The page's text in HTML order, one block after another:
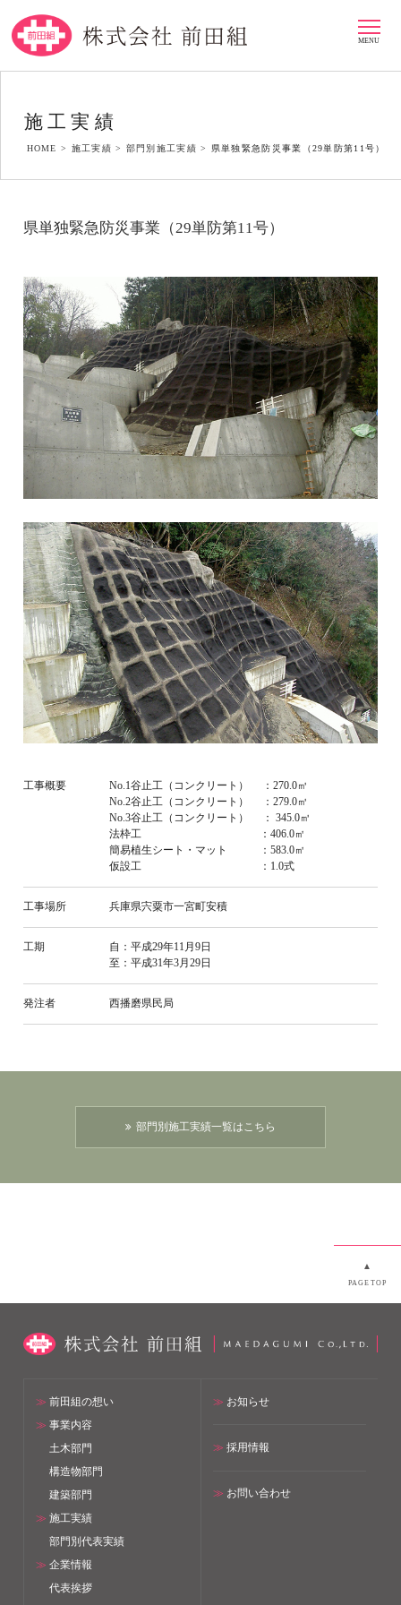
MENU
施工実績
HOME > 施工実績 > 部門別施工実績 > 県単独緊急防災事業（29単防第11号）
県単独緊急防災事業（29単防第11号）
工事概要
No.1谷止工（コンクリート） ：270.0㎥
No.2谷止工（コンクリート） ：279.0㎥
No.3谷止工（コンクリート） ： 345.0㎥
法枠工 ：406.0㎡
簡易植生シート・マット ：583.0㎡
仮設工 ：1.0式
工事場所 兵庫県宍粟市一宮町安積
工期
自：平成29年11月9日
至：平成31年3月29日
発注者 西播磨県民局
部門別施工実績一覧はこちら
▲
PAGETOP
≫ 前田組の想い
≫ 事業内容
土木部門
構造物部門
建築部門
≫ 施工実績
部門別代表実績
≫ 企業情報
代表挨拶
≫ お知らせ
≫ 採用情報
≫ お問い合わせ